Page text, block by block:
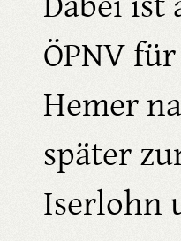
ÖPNV
Hemer
später
Iserlohn